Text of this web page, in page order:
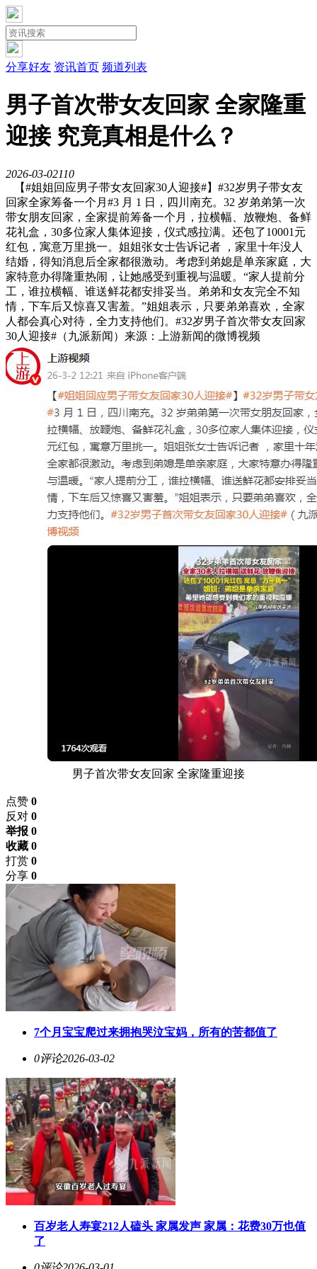
分享好友 资讯首页 频道列表
男子首次带女友回家 全家隆重
迎接 究竟真相是什么？
2026-03-02110
【#姐姐回应男子带女友回家30人迎接#】#32岁男子带女友
回家全家筹备一个月#3 月 1 日，四川南充。32 岁弟弟第一次
带女朋友回家，全家提前筹备一个月，拉横幅、放鞭炮、备鲜
花礼盒，30多位家人集体迎接，仪式感拉满。还包了10001元
红包，寓意万里挑一。姐姐张女士告诉记者 ，家里十年没人
结婚，得知消息后全家都很激动。考虑到弟媳是单亲家庭，大
家特意办得隆重热闹，让她感受到重视与温暖。“家人提前分
工，谁拉横幅、谁送鲜花都安排妥当。弟弟和女友完全不知
情，下车后又惊喜又害羞。”姐姐表示，只要弟弟喜欢，全家
人都会真心对待，全力支持他们。#32岁男子首次带女友回家
30人迎接#（九派新闻）来源：上游新闻的微博视频
男子首次带女友回家 全家隆重迎接
点赞 0
反对 0
举报 0
收藏 0
打赏 0
分享 0
7个月宝宝爬过来拥抱哭泣宝妈，所有的苦都值了
0评论2026-03-02
百岁老人寿宴212人磕头 家属发声 家属：花费30万也值
了